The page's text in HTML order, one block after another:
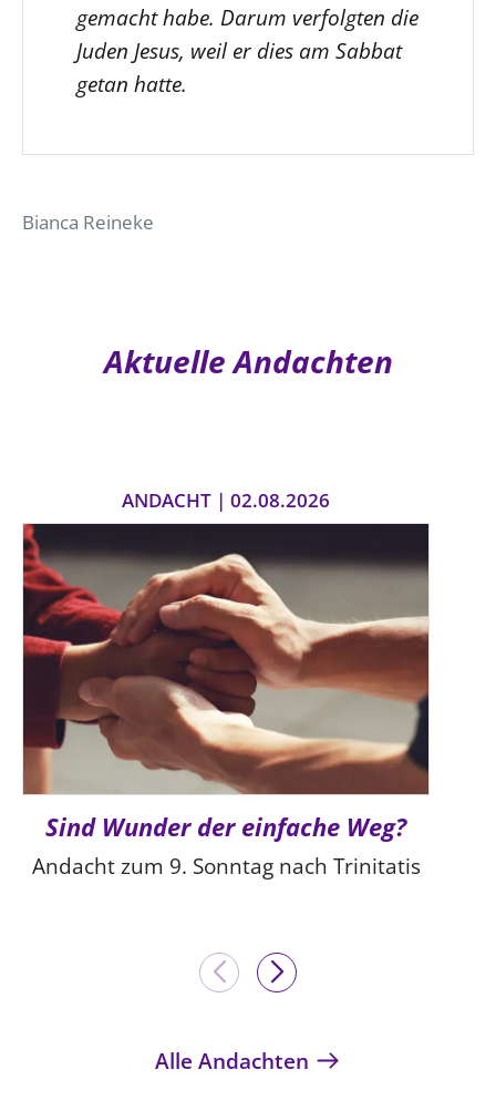
gemacht habe. Darum verfolgten die
Juden Jesus, weil er dies am Sabbat
getan hatte.
Bianca Reineke
Aktuelle Andachten
ANDACHT | 02.08.2026
Sind Wunder der einfache Weg?
Andacht zum 9. Sonntag nach Trinitatis
Alle Andachten